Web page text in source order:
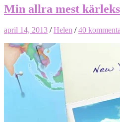
Min allra mest
april 14, 2013 /Helen /40